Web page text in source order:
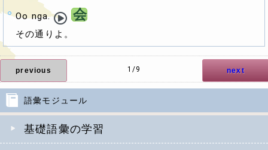
語彙モジュール
基礎語彙の学習
Oo nga. 会
その通りよ。
previous next
1/9